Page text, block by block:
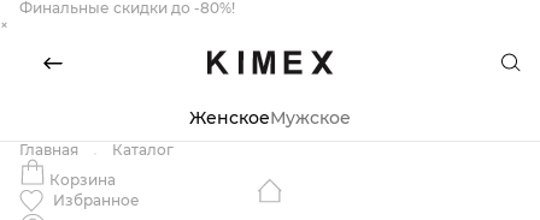
Финальные скидки до -80%!
×
ЖенскоеМужское
Главная
Каталог
Корзина
Избранное